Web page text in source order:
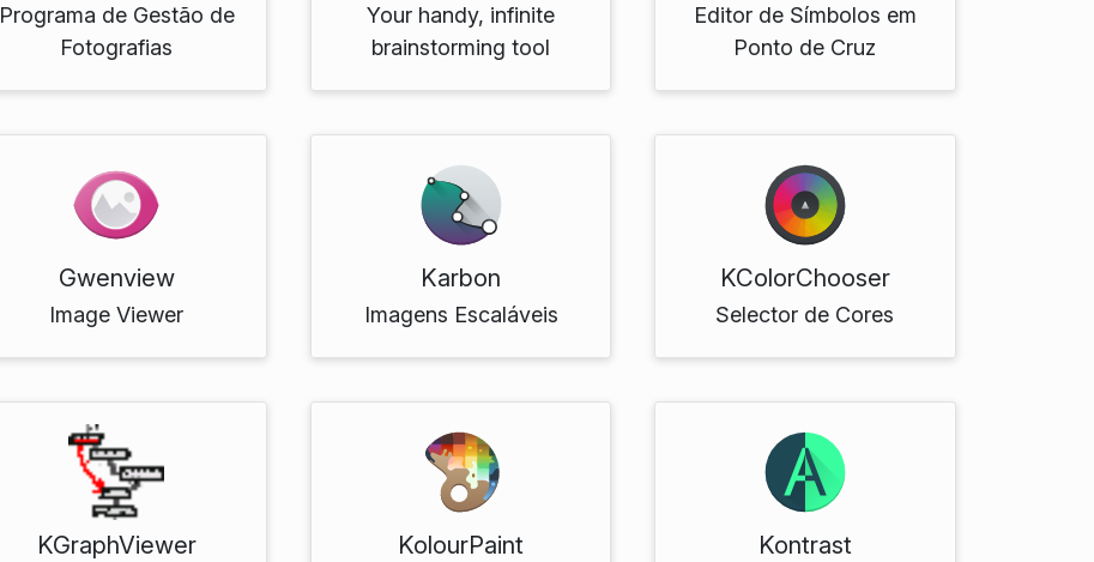
Programa de Gestão de
Fotografias
Your handy, infinite
brainstorming tool
Editor de Símbolos em
Ponto de Cruz
Gwenview
Image Viewer
Karbon
Imagens Escaláveis
KColorChooser
Selector de Cores
KGraphViewer KolourPaint Kontrast